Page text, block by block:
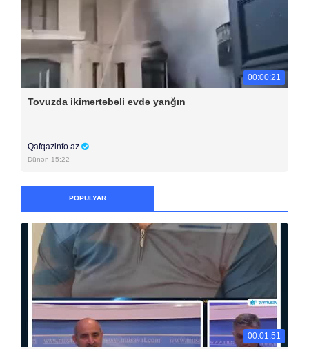
00:00:21
Tovuzda ikimərtəbəli evdə yanğın
Qafqazinfo.az
Dünən 15:22
POPULYAR
00:01:51